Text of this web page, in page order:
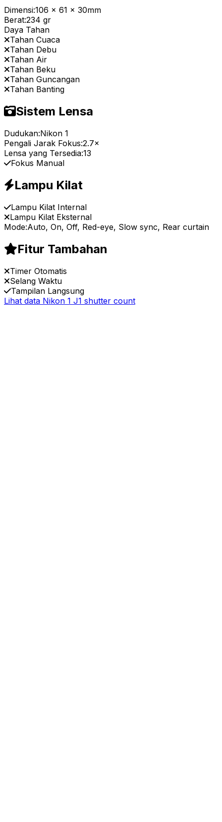
Dimensi:106 x 61 x 30mm
Berat:234 gr
Daya Tahan
Tahan Cuaca
Tahan Debu
Tahan Air
Tahan Beku
Tahan Guncangan
Tahan Banting
Sistem Lensa
Dudukan:Nikon 1
Pengali Jarak Fokus:2.7×
Lensa yang Tersedia:13
Fokus Manual
Lampu Kilat
Lampu Kilat Internal
Lampu Kilat Eksternal
Mode:Auto, On, Off, Red-eye, Slow sync, Rear curtain
Fitur Tambahan
Timer Otomatis
Selang Waktu
Tampilan Langsung
Lihat data Nikon 1 J1 shutter count